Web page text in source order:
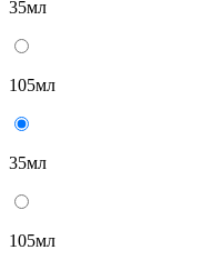
35мл
105мл
35мл
105мл